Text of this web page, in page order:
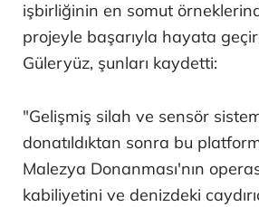
işbirliğinin en somut
projeyle başarıyla hayata
Güleryüz, şunları kaydetti:
"Gelişmiş silah ve sensör
donatıldıktan sonra bu
Malezya Donanması'nın
kabiliyetini ve denizdeki